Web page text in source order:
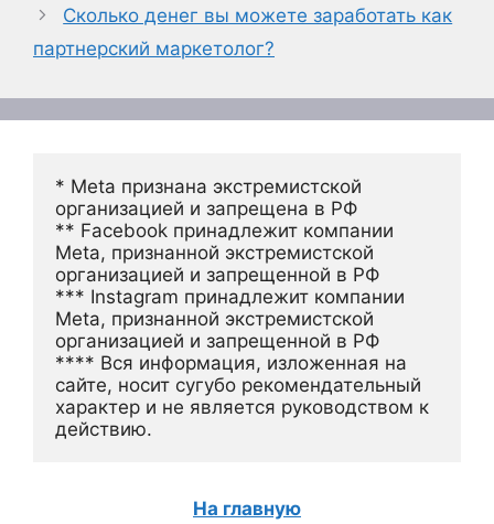
Сколько денег вы можете заработать как
партнерский маркетолог?
* Meta признана экстремистской
организацией и запрещена в РФ
** Facebook принадлежит компании
Meta, признанной экстремистской
организацией и запрещенной в РФ
*** Instagram принадлежит компании
Meta, признанной экстремистской
организацией и запрещенной в РФ
**** Вся информация, изложенная на
сайте, носит сугубо рекомендательный
характер и не является руководством к
действию.
На главную